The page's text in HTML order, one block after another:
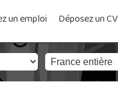
un emploi Déposez un CV